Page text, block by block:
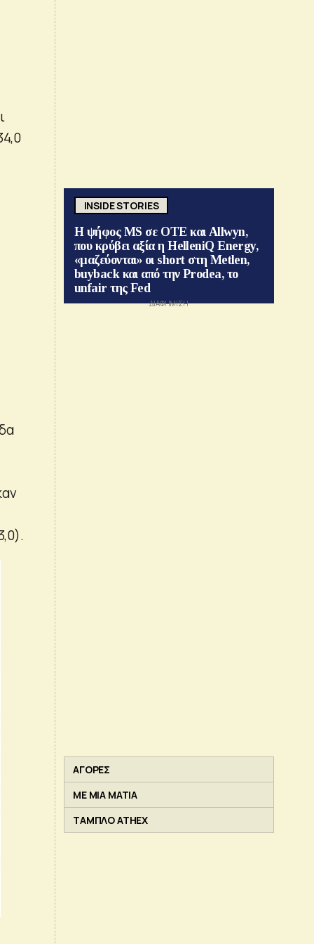
INSIDE STORIES
Η ψήφος MS σε ΟΤΕ και Allwyn,
που κρύβει αξία η HelleniQ Energy,
«μαζεύονται» οι short στη Metlen,
buyback και από την Prodea, το
unfair της Fed
ΑΓΟΡΕΣ
ΜΕ ΜΙΑ ΜΑΤΙΑ
ΤΑΜΠΛΟ ATHEX